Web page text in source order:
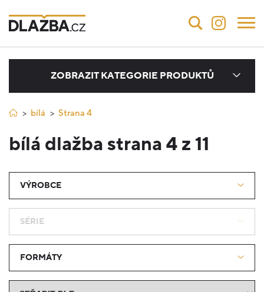
ZOBRAZIT KATEGORIE PRODUKTŮ
bílá Strana 4
bílá dlažba strana 4 z 11
VÝROBCE
SÉRIE
FORMÁTY